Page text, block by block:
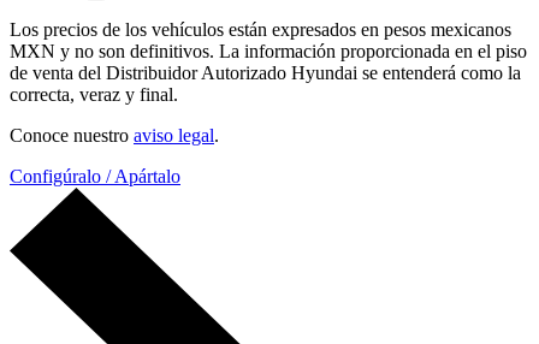
Los precios de los vehículos están expresados en pesos mexicanos
MXN y no son definitivos. La información proporcionada en el piso
de venta del Distribuidor Autorizado Hyundai se entenderá como la
correcta, veraz y final.
Conoce nuestro aviso legal.
Configúralo / Apártalo